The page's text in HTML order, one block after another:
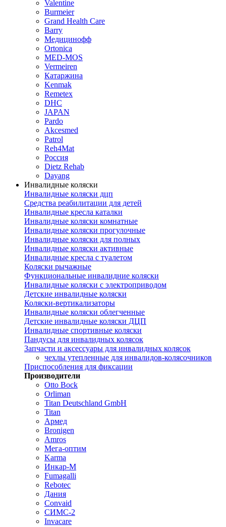
Valentine
Burmeier
Grand Health Care
Barry
Медицинофф
Ortonica
MED-MOS
Vermeiren
Катаржина
Kenmak
Remetex
DHC
JAPAN
Pardo
Akcesmed
Patrol
Reh4Mat
Россия
Dietz Rehab
Dayang
Инвалидные коляски
Инвалидные коляски дцп
Средства реабилитации для детей
Инвалидные кресла каталки
Инвалидные коляски комнатные
Инвалидные коляски прогулочные
Инвалидные коляски для полных
Инвалидные коляски активные
Инвалидные кресла с туалетом
Коляски рычажные
Функциональные инвалидние коляски
Инвалидные коляски с электроприводом
Детские инвалидные коляски
Коляски-вертикализаторы
Инвалидные коляски облегченные
Детские инвалидные коляски ДЦП
Инвалидные спортивные коляски
Пандусы для инвалидных колясок
Запчасти и аксессуары для инвалидных колясок
чехлы утепленные для инвалидов-колясочников
Приспособления для фиксации
Производители
Otto Bock
Orliman
Titan Deutschland GmbH
Titan
Армед
Bronigen
Amros
Мега-оптим
Karma
Инкар-М
Fumagalli
Rebotec
Дания
Convaid
СИМС-2
Invacare